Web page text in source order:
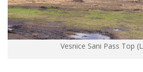
Vesnice Sani Pass Top